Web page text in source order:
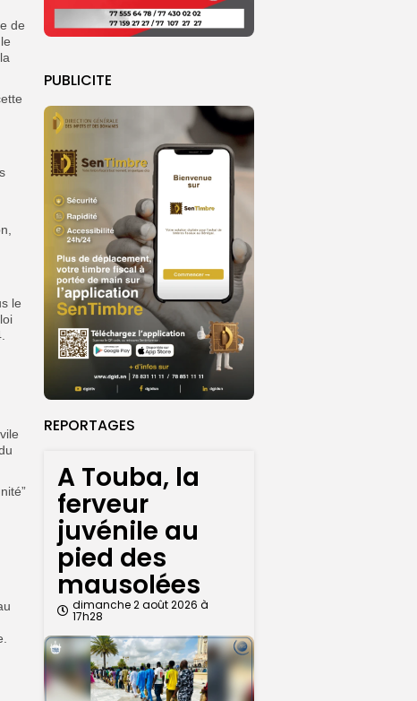
PUBLICITE
REPORTAGES
A Touba, la
ferveur
juvénile au
pied des
mausolées
dimanche 2 août 2026 à
17h28
de
le